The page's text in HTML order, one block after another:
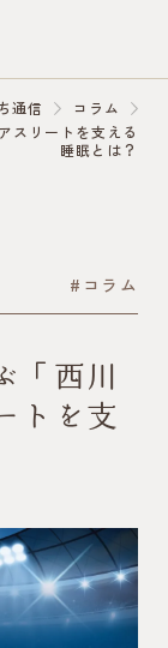
通信
コラム
スリートを支える
睡眠とは？
#コラム
「西川
トを支